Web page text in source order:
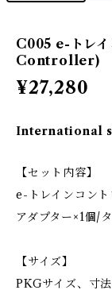
C005 e-トレ
Controller)
¥27,280
International
【セット内容】
e-トレインコン
アダプター×1個/
【サイズ】
PKGサイズ、寸